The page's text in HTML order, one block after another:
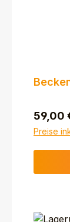
59,00
Preise